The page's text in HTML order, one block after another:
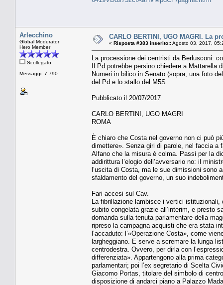
Arlecchino
Global Moderator
Hero Member
Scollegato
Messaggi: 7.790
CARLO BERTINI, UGO MAGRI. La
« Risposta #383 inserito::Agosto 03, 2017,
La processione dei centristi da Berlusconi:
Il Pd potrebbe persino chiedere a Mattarella
Numeri in bilico in Senato (sopra, una foto
del Pd e lo stallo del M5S
Pubblicato il 20/07/2017
CARLO BERTINI, UGO MAGRI
ROMA
È chiaro che Costa nel governo non ci può
dimettere». Senza giri di parole, nel faccia a
Alfano che la misura è colma. Passi per la
addirittura l’elogio dell’avversario no: il
l’uscita di Costa, ma le sue dimissioni sono
sfaldamento del governo, un suo
Fari accesi sul Cav.
La fibrillazione lambisce i vertici
subito congelata grazie all’interim, e presto
domanda sulla tenuta parlamentare della
ripreso la campagna acquisti che era stata
l’accaduto: l’«Operazione Costa», come
largheggiano. E serve a scremare la lunga
centrodestra. Ovvero, per dirla con
differenziata». Appartengono alla prima
parlamentari; poi l’ex segretario di Scelta
Giacomo Portas, titolare del simbolo di
disposizione di andarci piano a Palazzo